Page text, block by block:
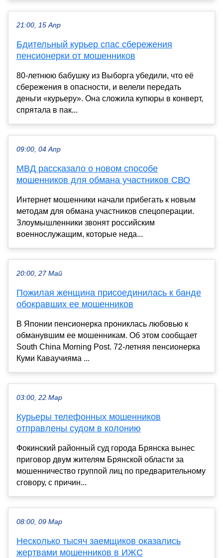
21:00, 15 Апр
Бдительный курьер спас сбережения
пенсионерки от мошенников
80-летнюю бабушку из Выборга убедили, что её
сбережения в опасности, и велели передать
деньги «курьеру». Она сложила купюры в конверт,
спрятала в пак...
09:00, 04 Апр
МВД рассказало о новом способе
мошенников для обмана участников СВО
Интернет мошенники начали прибегать к новым
методам для обмана участников спецоперации.
Злоумышленники звонят российским
военнослужащим, которые неда...
20:00, 27 Май
Пожилая женщина присоединилась к банде
обокравших ее мошенников
В Японии пенсионерка прониклась любовью к
обманувшим ее мошенникам. Об этом сообщает
South China Morning Post. 72-летняя пенсионерка
Куми Каваучияма ...
03:00, 22 Мар
Курьеры телефонных мошенников
отправлены судом в колонию
Фокинский районный суд города Брянска вынес
приговор двум жителям Брянской области за
мошенничество группой лиц по предварительному
сговору, с причин...
08:00, 09 Мар
Несколько тысяч заемщиков оказались
жертвами мошенников в ИЖС